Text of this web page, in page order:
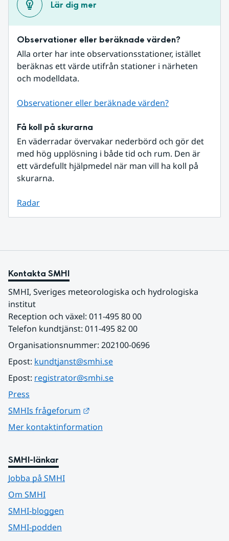
Lär dig mer
Observationer eller beräknade värden?
Alla orter har inte observationsstationer, istället
beräknas ett värde utifrån stationer i närheten
och modelldata.
Observationer eller beräknade värden?
Få koll på skurarna
En väderradar övervakar nederbörd och gör det
med hög upplösning i både tid och rum. Den är
ett värdefullt hjälpmedel när man vill ha koll på
skurarna.
Radar
Kontakta SMHI
SMHI, Sveriges meteorologiska och hydrologiska
institut
Reception och växel: 011-495 80 00
Telefon kundtjänst: 011-495 82 00
Organisationsnummer: 202100-0696
Epost: kundtjanst@smhi.se
Epost: registrator@smhi.se
Press
SMHIs frågeforum
Mer kontaktinformation
SMHI-länkar
Jobba på SMHI
Om SMHI
SMHI-bloggen
SMHI-podden